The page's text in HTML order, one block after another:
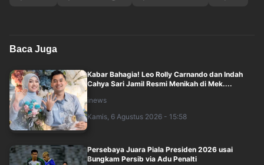
Baca Juga
Kabar Bahagia! Leo Rolly Carnando dan Indah
Cahya Sari Jamil Resmi Menikah di Mek....
inews
Kamis, 6 Agustus 2026 - 15:58
Persebaya Juara Piala Presiden 2026 usai
Bungkam Persib via Adu Penalti